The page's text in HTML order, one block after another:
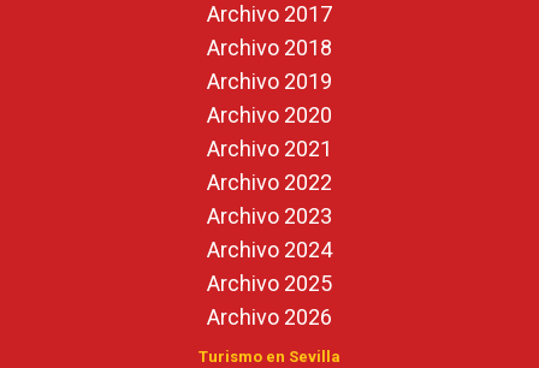
Archivo 2017
Archivo 2018
Archivo 2019
Archivo 2020
Archivo 2021
Archivo 2022
Archivo 2023
Archivo 2024
Archivo 2025
Archivo 2026
Turismo en Sevilla